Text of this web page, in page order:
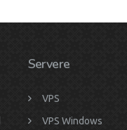
Servere
VPS
VPS Windows